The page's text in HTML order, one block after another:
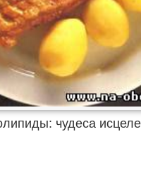
чудеса